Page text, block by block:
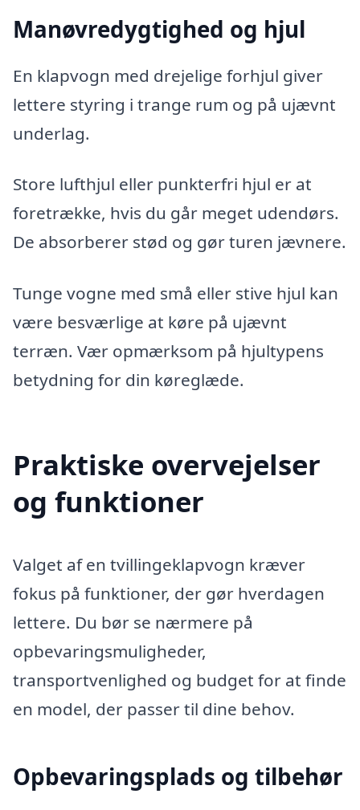
Manøvredygtighed og hjul
En klapvogn med drejelige forhjul giver
lettere styring i trange rum og på ujævnt
underlag.
Store lufthjul eller punkterfri hjul er at
foretrække, hvis du går meget udendørs.
De absorberer stød og gør turen jævnere.
Tunge vogne med små eller stive hjul kan
være besværlige at køre på ujævnt
terræn. Vær opmærksom på hjultypens
betydning for din køreglæde.
Praktiske overvejelser
og funktioner
Valget af en tvillingeklapvogn kræver
fokus på funktioner, der gør hverdagen
lettere. Du bør se nærmere på
opbevaringsmuligheder,
transportvenlighed og budget for at finde
en model, der passer til dine behov.
Opbevaringsplads og tilbehør